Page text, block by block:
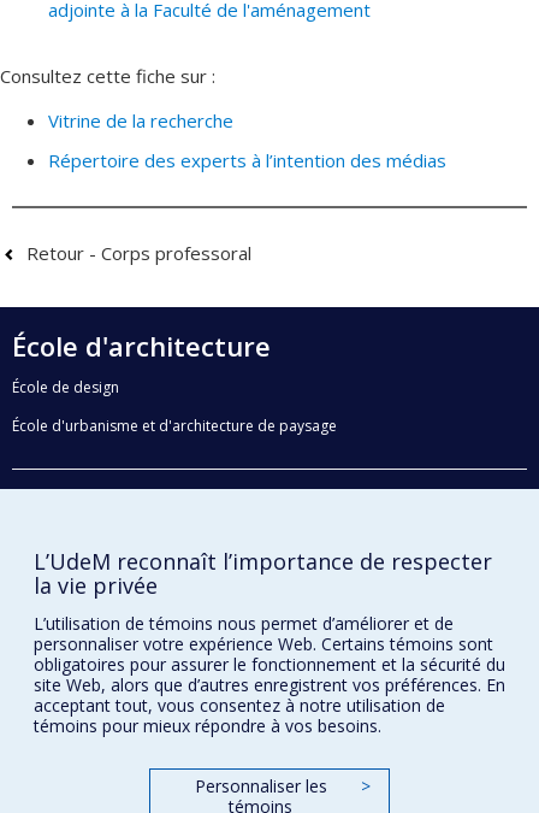
adjointe à la Faculté de l'aménagement
Consultez cette fiche sur :
Vitrine de la recherche
Répertoire des experts à l’intention des médias
Retour - Corps professoral
École d'architecture
École de design
École d'urbanisme et d'architecture de paysage
Plan du site
Accessibilité
Confidentialité
Conditions d’utilisation
Paramètres des témoins
L’UdeM reconnaît l’importance de respecter
la vie privée
L’utilisation de témoins nous permet d’améliorer et de
personnaliser votre expérience Web. Certains témoins sont
obligatoires pour assurer le fonctionnement et la sécurité du
site Web, alors que d’autres enregistrent vos préférences. En
acceptant tout, vous consentez à notre utilisation de
témoins pour mieux répondre à vos besoins.
Personnaliser les
témoins
>